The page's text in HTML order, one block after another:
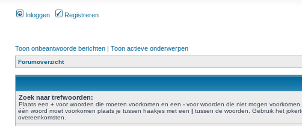
Inloggen Registreren
Toon onbeantwoorde berichten | Toon actieve onderwerpen
Forumoverzicht
Zoek naar trefwoorden:
Plaats een + voor woorden die moeten voorkomen en een - voor woorden die niet mogen
één woord moet voorkomen plaats je tussen haakjes met een | tussen de woorden. Gebruik het
overeenkomsten.